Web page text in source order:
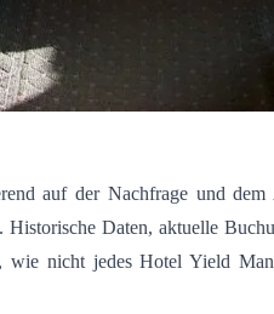
auf der Nachfrage und
Daten, aktuelle
wie nicht jedes Hotel Yield